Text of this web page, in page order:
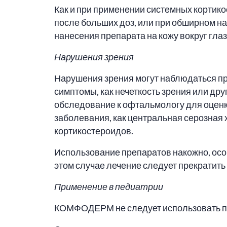
Как и при применении системных
после больших доз, или при обширном
нанесения препарата на кожу вокруг
Нарушения зрения
Нарушения зрения могут наблюдаться
симптомы, как нечеткость зрения или
обследование к офтальмологу для
заболевания, как центральная
кортикостероидов.
Использование препаратов накожно,
этом случае лечение следует
Применение в педиатрии
КОМФОДЕРМ не следует использовать